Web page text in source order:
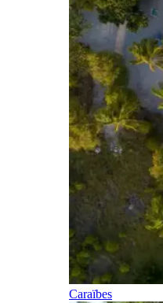
Caraïbes